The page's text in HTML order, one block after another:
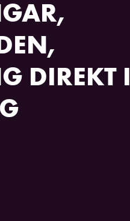
DIREKT I